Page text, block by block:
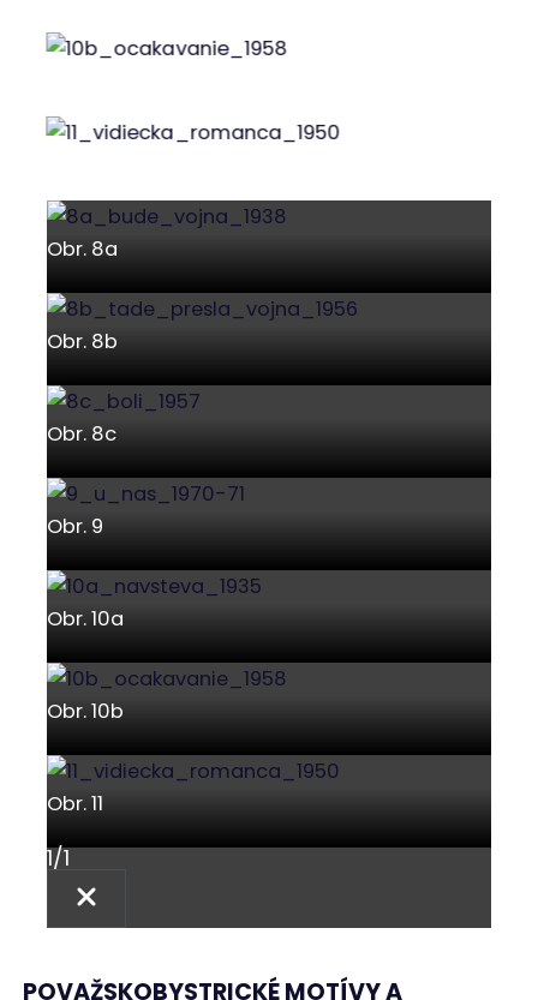
Obr. 8a
Obr. 8b
Obr. 8c
Obr. 9
Obr. 10a
Obr. 10b
Obr. 11
1/1
POVAŽSKOBYSTRICKÉ MOTÍVY A